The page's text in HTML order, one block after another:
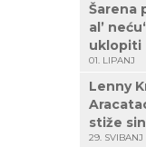
Šarena
al’
uklopiti
01. LIPANJ
Lenny
stiže
29. SVIBANJ